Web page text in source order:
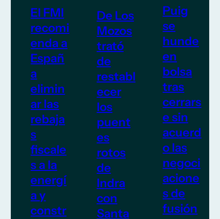
El FMI
recomi
enda a
Españ
a
elimin
ar las
rebaja
s
fiscale
s a la
energí
a y
constr
De Los
Mozos
trató
de
restabl
ecer
los
puent
es
rotos
de
Indra
con
Santa
Puig
se
hunde
en
bolsa
tras
cerrars
e sin
acuerd
o las
negoci
acione
s de
fusión